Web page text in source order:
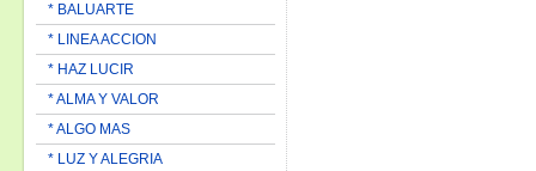
* BALUARTE
* LINEA ACCION
* HAZ LUCIR
* ALMA Y VALOR
* ALGO MAS
* LUZ Y ALEGRIA